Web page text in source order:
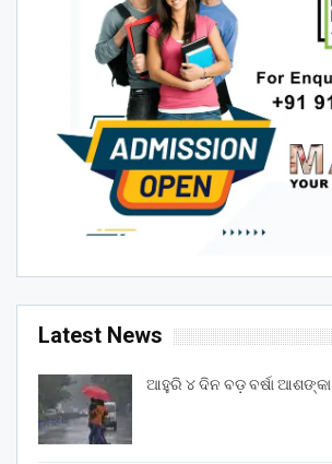
Latest News
ଆହୁରି ୪ ଦିନ ବଡ଼ ବର୍ଷା ଆଶଙ୍କା